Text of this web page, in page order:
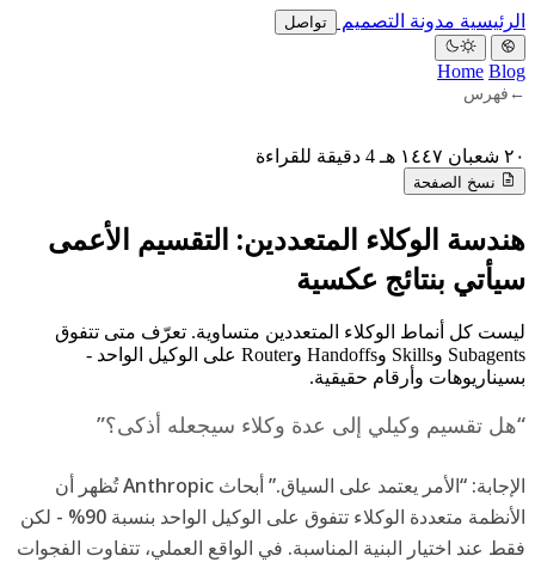
الرئيسية مدونة التصميم تواصل
Home Blog
← فهرس
٢٠ شعبان ١٤٤٧ هـ 4 دقيقة للقراءة
نسخ الصفحة
هندسة الوكلاء المتعددين: التقسيم الأعمى
سيأتي بنتائج عكسية
ليست كل أنماط الوكلاء المتعددين متساوية. تعرّف متى تتفوق
Subagents وSkills وHandoffs وRouter على الوكيل الواحد -
بسيناريوهات وأرقام حقيقية.
“هل تقسيم وكيلي إلى عدة وكلاء سيجعله أذكى؟”
الإجابة: “الأمر يعتمد على السياق.” أبحاث Anthropic تُظهر أن
الأنظمة متعددة الوكلاء تتفوق على الوكيل الواحد بنسبة 90% - لكن
فقط عند اختيار البنية المناسبة. في الواقع العملي، تتفاوت الفجوات